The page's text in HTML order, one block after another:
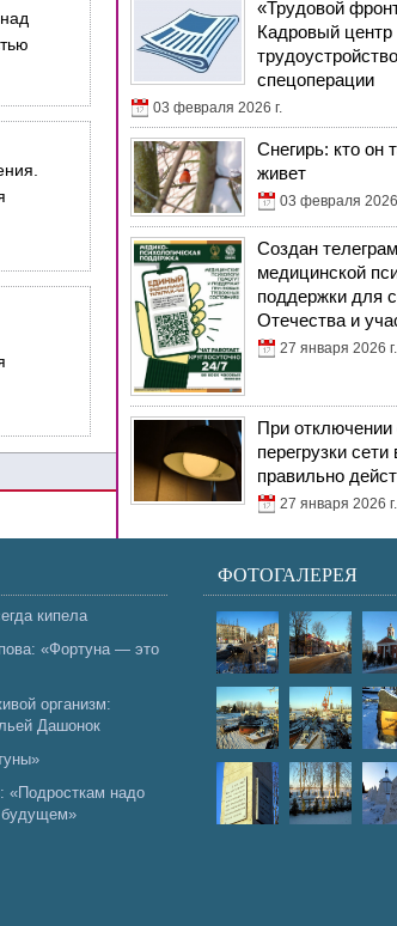
«Трудовой
Кадровый центр
спецоперации
03 февраля 2026 г.
Снегирь: кто он
живет
03 февраля 2026
Создан
медицинской
поддержки для
Отечества и
27 января 2026 г.
При отключении
перегрузки сети
правильно
27 января 2026 г.
кипела
«Фортуна — это
организм:
Дашонок
«Подросткам надо
ФОТОГАЛЕРЕЯ